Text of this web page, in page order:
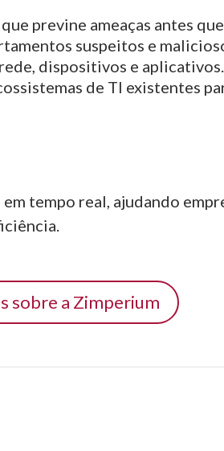
previne ameaças antes
suspeitos e
dispositivos e aplicativos.
de TI existentes
tempo real, ajudando
sobre a Zimperium